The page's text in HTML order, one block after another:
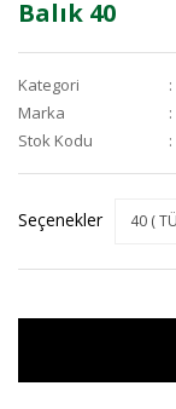
Balık 40
Kategori
Marka
Stok Kodu
Seçenekler